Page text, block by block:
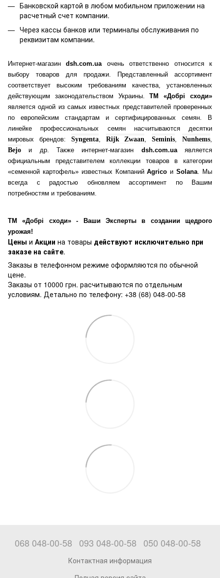
Банковской картой в любом мобильном приложении на
расчетный счет компании.
Через кассы банков или терминалы обслуживания по
реквизитам компании.
Интернет-магазинdsh.com.ua очень ответственно относится к
выбору товаров для продажи. Представленный ассортимент
соответствует высоким требованиям качества, установленных
действующим законодательством Украины.ТМ «Добрі сходи»
является одной из самых известных представителей проверенных
по европейским стандартам и сертифицированных семян. В
линейке профессиональных семян насчитываются десятки
мировых брендов: Syngenta, Rijk Zwaan ,Seminis ,Nunhems
Bejo и др. Также интернет-магазин dsh.com.uaявляется
официальным представителем коллекции товаров в категории
«семенной картофель» известных КомпанийAgrico иSolana . Мы
всегда с радостью обновляем ассортимент по Вашим
потребностям и требованиям.
ТМ «Добрі сходи» - Ваши Эксперты в создании щедрого
урожая!
Цены и Акции на товары действуют исключительно при
заказе на сайте.
Заказы в телефонном режиме оформляются по обычной
цене.
Заказы от 10000 грн. расчитываются по отдельным
условиям. Детально по телефону: +38 (68) 048-00-58
068 048-00-58 093 048-00-58 050 048-00-58
Контактная информация